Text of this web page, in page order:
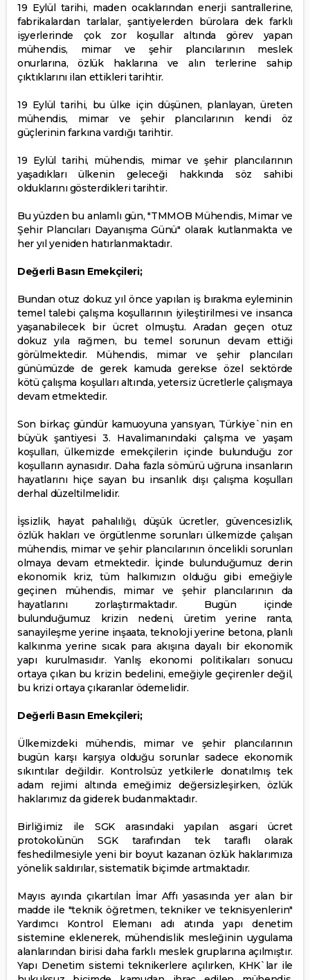
19 Eylül tarihi, maden ocaklarından enerji santrallerine,
fabrikalardan tarlalar, şantiyelerden bürolara dek farklı
işyerlerinde çok zor koşullar altında görev yapan
mühendis, mimar ve şehir plancılarının meslek
onurlarına, özlük haklarına ve alın terlerine sahip
çıktıklarını ilan ettikleri tarihtir.
19 Eylül tarihi, bu ülke için düşünen, planlayan, üreten
mühendis, mimar ve şehir plancılarının kendi öz
güçlerinin farkına vardığı tarihtir.
19 Eylül tarihi, mühendis, mimar ve şehir plancılarının
yaşadıkları ülkenin geleceği hakkında söz sahibi
olduklarını gösterdikleri tarihtir.
Bu yüzden bu anlamlı gün, "TMMOB Mühendis, Mimar ve
Şehir Plancıları Dayanışma Günü" olarak kutlanmakta ve
her yıl yeniden hatırlanmaktadır.
Değerli Basın Emekçileri;
Bundan otuz dokuz yıl önce yapılan iş bırakma eyleminin
temel talebi çalışma koşullarının iyileştirilmesi ve insanca
yaşanabilecek bir ücret olmuştu. Aradan geçen otuz
dokuz yıla rağmen, bu temel sorunun devam ettiği
görülmektedir. Mühendis, mimar ve şehir plancıları
günümüzde de gerek kamuda gerekse özel sektörde
kötü çalışma koşulları altında, yetersiz ücretlerle çalışmaya
devam etmektedir.
Son birkaç gündür kamuoyuna yansıyan, Türkiye`nin en
büyük şantiyesi 3. Havalimanındaki çalışma ve yaşam
koşulları, ülkemizde emekçilerin içinde bulunduğu zor
koşulların aynasıdır. Daha fazla sömürü uğruna insanların
hayatlarını hiçe sayan bu insanlık dışı çalışma koşulları
derhal düzeltilmelidir.
İşsizlik, hayat pahalılığı, düşük ücretler, güvencesizlik,
özlük hakları ve örgütlenme sorunları ülkemizde çalışan
mühendis, mimar ve şehir plancılarının öncelikli sorunları
olmaya devam etmektedir. İçinde bulunduğumuz derin
ekonomik kriz, tüm halkımızın olduğu gibi emeğiyle
geçinen mühendis, mimar ve şehir plancılarının da
hayatlarını zorlaştırmaktadır. Bugün içinde
bulunduğumuz krizin nedeni, üretim yerine ranta,
sanayileşme yerine inşaata, teknoloji yerine betona, planlı
kalkınma yerine sıcak para akışına dayalı bir ekonomik
yapı kurulmasıdır. Yanlış ekonomi politikaları sonucu
ortaya çıkan bu krizin bedelini, emeğiyle geçirenler değil,
bu krizi ortaya çıkaranlar ödemelidir.
Değerli Basın Emekçileri;
Ülkemizdeki mühendis, mimar ve şehir plancılarının
bugün karşı karşıya olduğu sorunlar sadece ekonomik
sıkıntılar değildir. Kontrolsüz yetkilerle donatılmış tek
adam rejimi altında emeğimiz değersizleşirken, özlük
haklarımız da giderek budanmaktadır.
Birliğimiz ile SGK arasındaki yapılan asgari ücret
protokolünün SGK tarafından tek taraflı olarak
feshedilmesiyle yeni bir boyut kazanan özlük haklarımıza
yönelik saldırılar, sistematik biçimde artmaktadır.
Mayıs ayında çıkartılan İmar Affı yasasında yer alan bir
madde ile "teknik öğretmen, tekniker ve teknisyenlerin"
Yardımcı Kontrol Elemanı adı atında yapı denetim
sistemine eklenerek, mühendislik mesleğinin uygulama
alanlarından birisi daha farklı meslek gruplarına açılmıştır.
Yapı Denetim sistemi teknikerlere açılırken, KHK`lar ile